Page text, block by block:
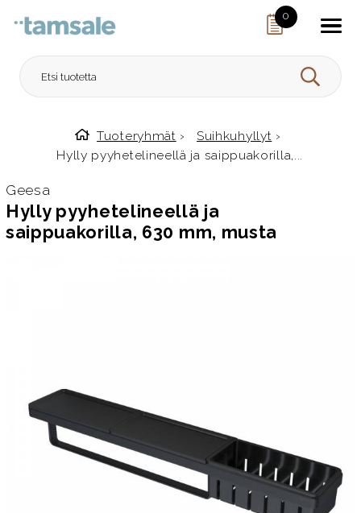
0
HAE
Etusivulle
Tuoteryhmät › Suihkuhyllyt ›
Hylly pyyhetelineellä ja saippuakorilla,...
Geesa
Hylly pyyhetelineellä ja
saippuakorilla, 630 mm, musta